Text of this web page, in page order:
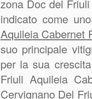
zona Doc del
indicato come
Aquileia Cabernet
suo principale
per la sua
Friuli Aquileia
Cervignano Del